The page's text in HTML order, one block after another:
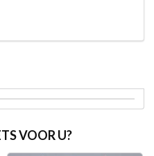
VOOR U?